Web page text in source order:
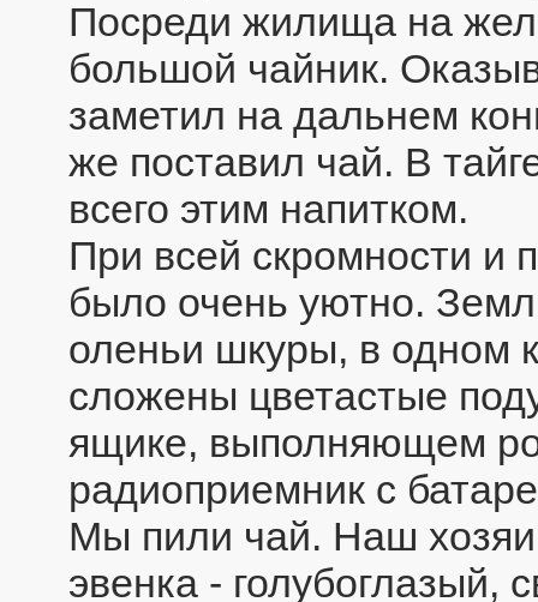
Посреди жилища на
большой чайник.
заметил на дальнем
же поставил чай. В
всего этим напитком.
При всей скромности и
было очень уютно.
оленьи шкуры, в одном
сложены цветастые
ящике, выполняющем
радиоприемник с
Мы пили чай. Наш
эвенка - голубоглазый,